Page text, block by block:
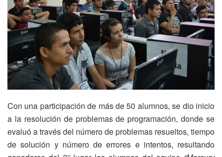
Con una participación de más de 50 alumnos, se dio inicio
a la resolución de problemas de programación, donde se
evaluó a través del número de problemas resueltos, tiempo
de solución y número de errores e intentos, resultando